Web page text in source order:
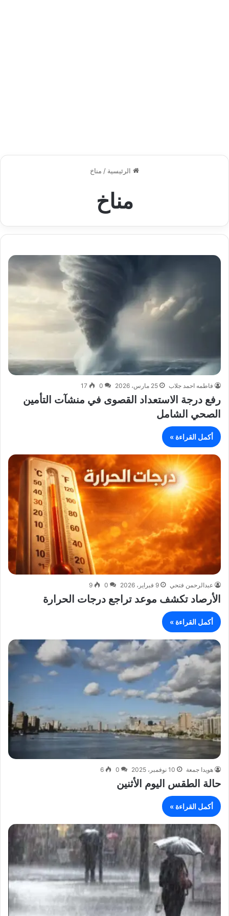
الرئيسية / مناخ
مناخ
فاطمه احمد جلاب 25 مارس، 2026 0
17
رفع درجة الاستعداد القصوى في منشآت التأمين
الصحي الشامل
أكمل القراءة »
عبدالرحمن فتحي 9 فبراير، 2026 0
9
الأرصاد تكشف موعد تراجع درجات الحرارة
أكمل القراءة »
هويدا جمعة 10 نوفمبر، 2025 0
6
حالة الطقس اليوم الأثنين
أكمل القراءة »